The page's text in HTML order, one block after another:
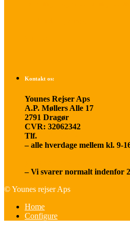
Kontakt os:
Younes Rejser Aps
A.P. Møllers Alle 17
2791 Dragør
CVR: 32062342
Tlf.
– alle hverdage mellem kl. 9-
– Vi svarer normalt indenfor
© Younes rejser Aps
Home
Configure